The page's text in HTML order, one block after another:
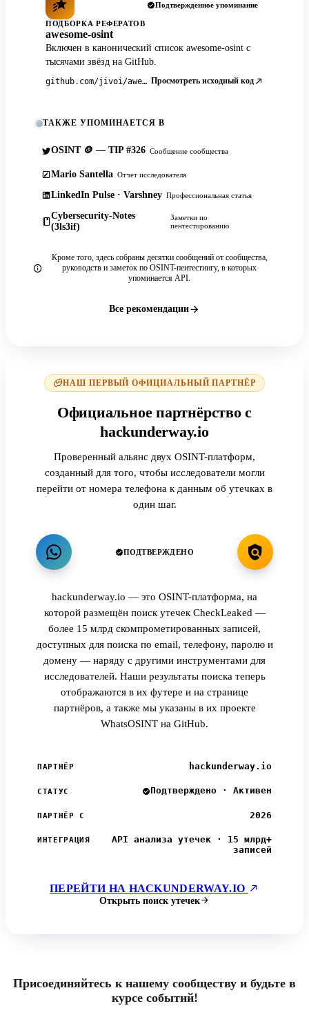
Подтвержденное упоминание
ПОДБОРКА РЕФЕРАТОВ
awesome-osint
Включен в канонический список awesome-osint с
тысячами звёзд на GitHub.
github.com/jivoi/awesome-osint Просмотреть исходный код
ТАКЖЕ УПОМИНАЕТСЯ В
OSINT 🪙 — TIP #326 Сообщение сообщества
Mario Santella Отчет исследователя
LinkedIn Pulse · Varshney Профессиональная статья
Cybersecurity-Notes
(3ls3if)
Заметки по
пентестированию
Кроме того, здесь собраны десятки сообщений от сообщества,
руководств и заметок по OSINT-пентестингу, в которых
упоминается API.
Все рекомендации
НАШ ПЕРВЫЙ ОФИЦИАЛЬНЫЙ ПАРТНЁР
Официальное партнёрство с
hackunderway.io
Проверенный альянс двух OSINT-платформ,
созданный для того, чтобы исследователи могли
перейти от номера телефона к данным об утечках в
один шаг.
ПОДТВЕРЖДЕНО
hackunderway.io — это OSINT-платформа, на
которой размещён поиск утечек CheckLeaked —
более 15 млрд скомпрометированных записей,
доступных для поиска по email, телефону, паролю и
домену — наряду с другими инструментами для
исследователей. Наши результаты поиска теперь
отображаются в их футере и на странице
партнёров, а также мы указаны в их проекте
WhatsOSINT на GitHub.
ПАРТНЁР hackunderway.io
СТАТУС Подтверждено · Активен
ПАРТНЁР С 2026
ИНТЕГРАЦИЯ
API анализа утечек · 15 млрд+
записей
ПЕРЕЙТИ НА HACKUNDERWAY.IO
Открыть поиск утечек
Присоединяйтесь к нашему сообществу и будьте в
курсе событий!